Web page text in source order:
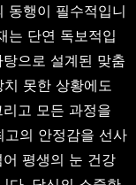
동행이 필수적입니
는 단연 독보적입
으로 설계된 맞춤
못한 상황에도
고 모든 과정을
의 안정감을 선사
평생의 눈 건강